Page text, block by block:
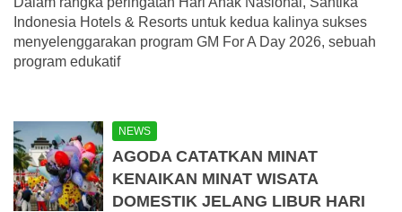
Indonesia Hotels & Resorts untuk kedua kalinya sukses
menyelenggarakan program GM For A Day 2026, sebuah
program edukatif
NEWS
AGODA CATATKAN MINAT
KENAIKAN MINAT WISATA
DOMESTIK JELANG LIBUR HARI